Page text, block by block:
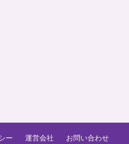
ー 運営会社 お問い合わせ